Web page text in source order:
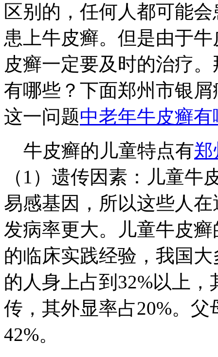
区别的，任何人都可能
患上牛皮癣。但是由于
皮癣一定要及时的治疗
有哪些？下面郑州市银
这一问题中老年牛皮癣
牛皮癣的儿童特点有郑
（1）遗传因素：儿童
易感基因，所以这些人
发病率更大。儿童牛皮
的临床实践经验，我国
的人身上占到32%以上
传，其外显率占20%。
42%。